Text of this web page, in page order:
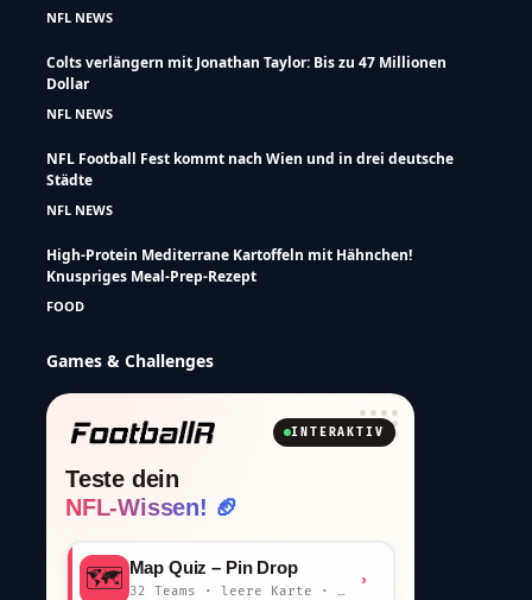
NFL NEWS
Colts verlängern mit Jonathan Taylor: Bis zu 47 Millionen
Dollar
NFL NEWS
NFL Football Fest kommt nach Wien und in drei deutsche
Städte
NFL NEWS
High-Protein Mediterrane Kartoffeln mit Hähnchen!
Knuspriges Meal-Prep-Rezept
FOOD
Games & Challenges
INTERAKTIV
Teste dein
NFL-Wissen! 🏈
🗺️ Map Quiz – Pin Drop
32 Teams · leere Karte · km-Wertung
›